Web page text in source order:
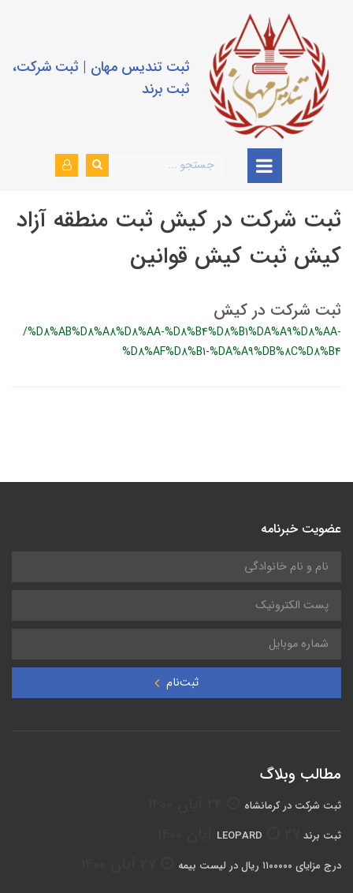
ثبت تندیس مهان | ثبت شرکت،
ثبت برند
ثبت شرکت در کیش ثبت منطقه آزاد
کیش ثبت کیش قوانین
ثبت شرکت در کیش
/%D8%AB%D8%A8%D8%AA-%D8%B4%D8%B1%DA%A9%D8%AA-
%D8%AF%D8%B1-%DA%A9%DB%8C%D8%B4
عضویت خبرنامه
ثبت‌نام
مطالب وبلاگ
ثبت شرکت در کرمانشاه
ثبت برند LEOPARD
درج مزایای ۱۱۰۰۰۰۰ ریال در لیست بیمه